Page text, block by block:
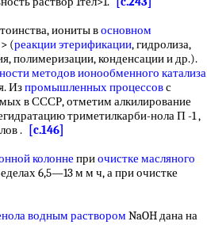
иониты восновном
> (реакции этерификации, гидролиза,
полимеризации, конденсации и др.).
методовионообменного катализа
Изпромышленных процессовс
в СССР, отметим алкилирование
триметилкарби-нола П -1 ,
.
[c.146]
колонне приочистке масляного
6,5—13 м м ч, а при очистке
водным раствором NaOH дана на